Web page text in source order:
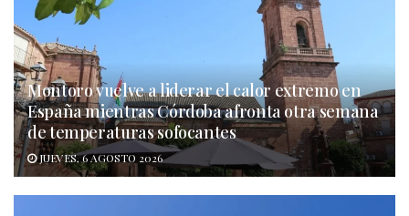
Montoro vuelve a liderar el calor extremo en
España mientras Córdoba afronta otra semana
de temperaturas sofocantes
JUEVES, 6 AGOSTO 2026